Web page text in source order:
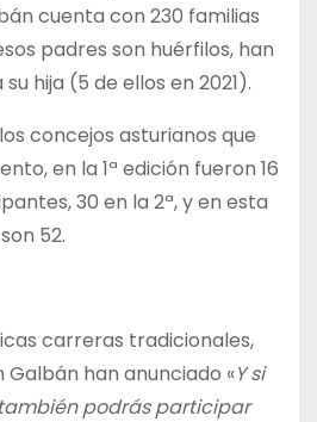
cuenta con 230 familias
padres son huérfilos, han
hija (5 de ellos en 2021).
concejos asturianos que
en la 1ª edición fueron 16
30 en la 2ª, y en esta
52.
carreras tradicionales,
Galbán han anunciado «Y si
podrás participar